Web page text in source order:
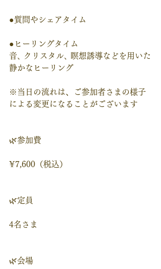
●質問やシェアタイム
●ヒーリングタイム
音､ クリスタル､ 瞑想誘導などを用いた
静かなヒーリング
※当日の流れは、ご参加者さまの様子
による変更になることがございます
🌿参加費
¥7,600（税込）
🌿定員
4名さま
🌿会場